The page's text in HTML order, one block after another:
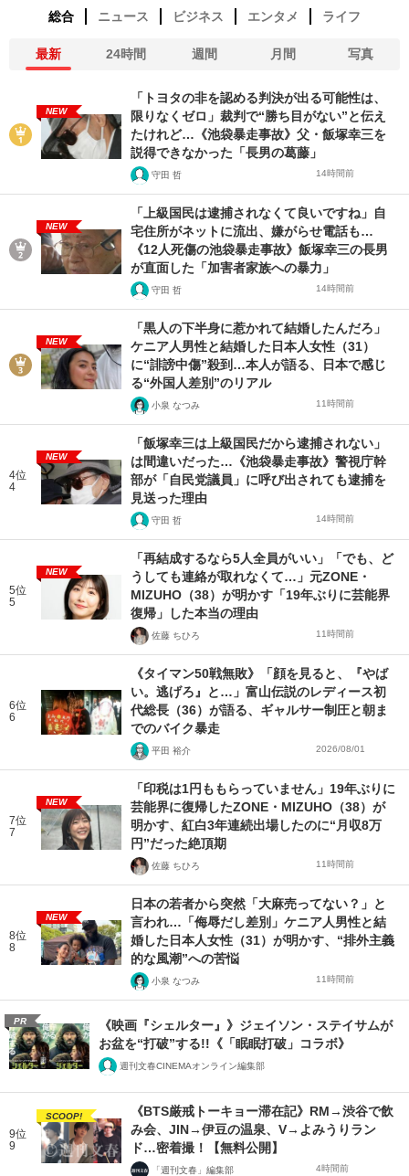
総合 ニュース ビジネス エンタメ ライフ
最新 24時間 週間 月間 写真
NEW
「トヨタの非を認める判決が出る可能性は、
限りなくゼロ」裁判で“勝ち目がない”と伝え
たけれど…《池袋暴走事故》父・飯塚幸三を
説得できなかった「長男の葛藤」
守田 哲 14時間前
NEW
「上級国民は逮捕されなくて良いですね」自
宅住所がネットに流出、嫌がらせ電話も…
《12人死傷の池袋暴走事故》飯塚幸三の長男
が直面した「加害者家族への暴力」
守田 哲 14時間前
NEW
「黒人の下半身に惹かれて結婚したんだろ」
ケニア人男性と結婚した日本人女性（31）
に“誹謗中傷”殺到…本人が語る、日本で感じ
る“外国人差別”のリアル
小泉 なつみ 11時間前
4位
4
NEW
「飯塚幸三は上級国民だから逮捕されない」
は間違いだった…《池袋暴走事故》警視庁幹
部が「自民党議員」に呼び出されても逮捕を
見送った理由
守田 哲 14時間前
5位
5
NEW
「再結成するなら5人全員がいい」「でも、ど
うしても連絡が取れなくて…」元ZONE・
MIZUHO（38）が明かす「19年ぶりに芸能界
復帰」した本当の理由
佐藤 ちひろ 11時間前
6位
6
《タイマン50戦無敗》「顔を見ると、『やば
い。逃げろ』と…」富山伝説のレディース初
代総長（36）が語る、ギャルサー制圧と朝ま
でのバイク暴走
平田 裕介 2026/08/01
7位
7
NEW
「印税は1円ももらっていません」19年ぶりに
芸能界に復帰したZONE・MIZUHO（38）が
明かす、紅白3年連続出場したのに“月収8万
円”だった絶頂期
佐藤 ちひろ 11時間前
8位
8
NEW
日本の若者から突然「大麻売ってない？」と
言われ…「侮辱だし差別」ケニア人男性と結
婚した日本人女性（31）が明かす、“排外主義
的な風潮”への苦悩
小泉 なつみ 11時間前
PR
《映画『シェルター』》ジェイソン・ステイサムが
お盆を“打破”する!!《「眠眠打破」コラボ》
週刊文春CINEMAオンライン編集部
9位
9
SCOOP!
《BTS厳戒トーキョー滞在記》RM→渋谷で飲
み会、JIN→伊豆の温泉、V→よみうりラン
ド…密着撮！【無料公開】
「週刊文春」編集部 4時間前